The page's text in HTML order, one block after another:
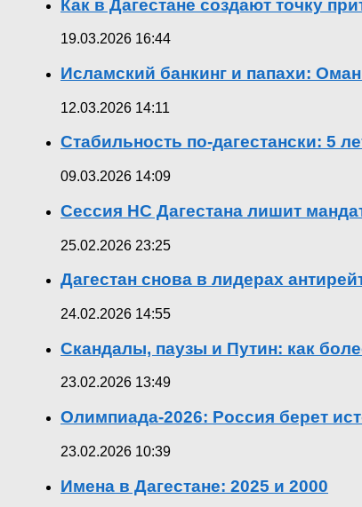
Как в Дагестане создают точку
19.03.2026 16:44
Исламский банкинг и папахи:
12.03.2026 14:11
Стабильность по-дагестански: 5
09.03.2026 14:09
Сессия НС Дагестана лишит
25.02.2026 23:25
Дагестан снова в лидерах
24.02.2026 14:55
Скандалы, паузы и Путин: как
23.02.2026 13:49
Олимпиада-2026: Россия берет
23.02.2026 10:39
Имена в Дагестане: 2025 и 2000